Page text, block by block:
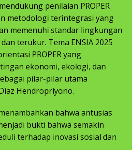
penilaian PROPER
metodologi terintegrasi yang
memenuhi standar lingkungan
terukur. Tema ENSIA 2025
PROPER yang
ekonomi, ekologi, dan
pilar-pilar utama
Hendropriyono.
bahwa antusias
bukti bahwa semakin
terhadap inovasi sosial dan